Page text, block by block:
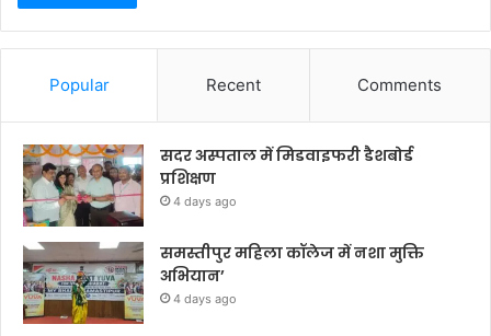
Popular Recent Comments
सदर अस्पताल में मिडवाइफरी डैशबोर्ड
प्रशिक्षण
4 days ago
समस्तीपुर महिला कॉलेज में नशा मुक्ति
अभियान’
4 days ago